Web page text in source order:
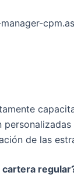
de las
cartera